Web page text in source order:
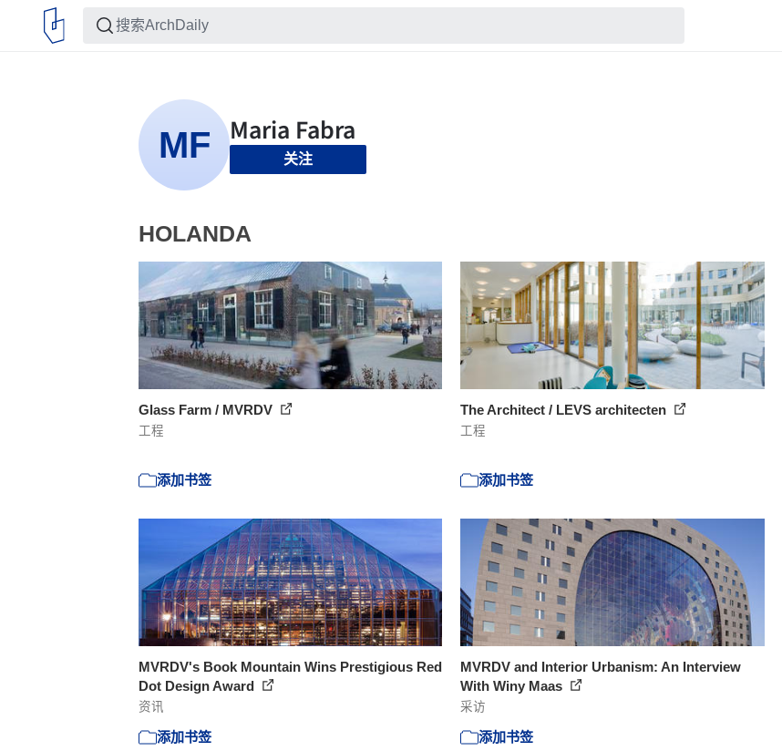
关注
HOLANDA
Glass Farm / MVRDV
工程
添加书签
The Architect / LEVS architecten
工程
添加书签
MVRDV's Book Mountain Wins Prestigious Red
Dot Design Award
资讯
添加书签
MVRDV and Interior Urbanism: An Interview
With Winy Maas
采访
添加书签